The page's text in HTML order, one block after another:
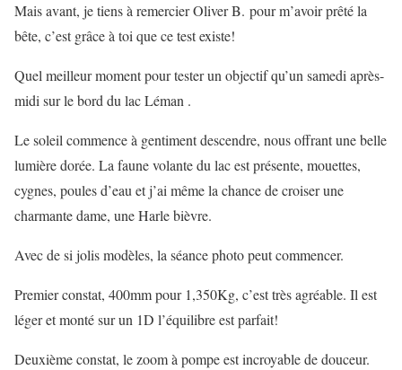
Mais avant, je tiens à remercier Oliver B. pour m’avoir prêté la
bête, c’est grâce à toi que ce test existe!
Quel meilleur moment pour tester un objectif qu’un samedi après-
midi sur le bord du lac Léman .
Le soleil commence à gentiment descendre, nous offrant une belle
lumière dorée. La faune volante du lac est présente, mouettes,
cygnes, poules d’eau et j’ai même la chance de croiser une
charmante dame, une Harle bièvre.
Avec de si jolis modèles, la séance photo peut commencer.
Premier constat, 400mm pour 1,350Kg, c’est très agréable. Il est
léger et monté sur un 1D l’équilibre est parfait!
Deuxième constat, le zoom à pompe est incroyable de douceur.